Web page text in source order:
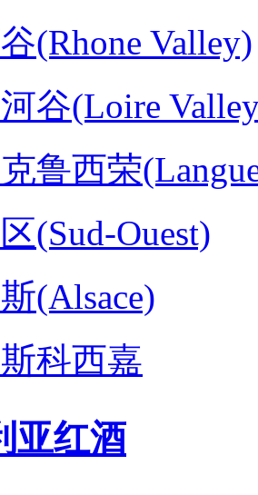
(Rhone Valley)
谷(Loire
鲁西荣
(Sud-Ouest)
(Alsace)
科西嘉
亚红酒